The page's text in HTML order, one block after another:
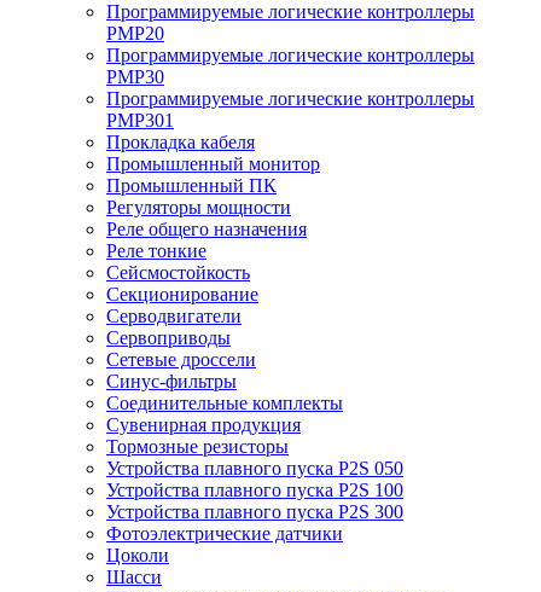
Программируемые логические контроллеры
PMP20
Программируемые логические контроллеры
PMP30
Программируемые логические контроллеры
PMP301
Прокладка кабеля
Промышленный монитор
Промышленный ПК
Регуляторы мощности
Реле общего назначения
Реле тонкие
Сейсмостойкость
Секционирование
Серводвигатели
Сервоприводы
Сетевые дроссели
Синус-фильтры
Соединительные комплекты
Сувенирная продукция
Тормозные резисторы
Устройства плавного пуска P2S 050
Устройства плавного пуска P2S 100
Устройства плавного пуска P2S 300
Фотоэлектрические датчики
Цоколи
Шасси